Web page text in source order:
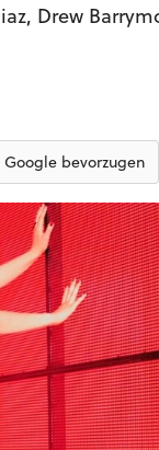
Drew
bevorzugen